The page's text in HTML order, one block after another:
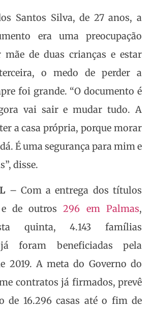
Santos Silva, de 27 anos, a
era uma preocupação
de duas crianças e estar
o medo de perder a
foi grande. “O documento é
vai sair e mudar tudo. A
a casa própria, porque morar
É uma segurança para mim e
disse.
– Com a entrega dos títulos
de outros296 em Palmas,
quinta, 4.143 famílias
já foram beneficiadas pela
2019. A meta do Governo do
contratos já firmados, prevê
de 16.296 casas até o fim de